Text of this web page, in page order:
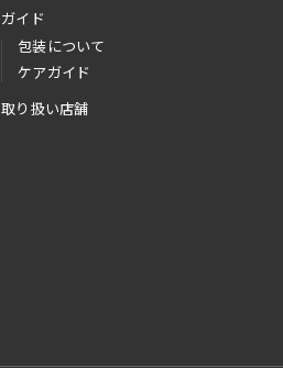
ガイド
包装について
ケアガイド
取り扱い店舗